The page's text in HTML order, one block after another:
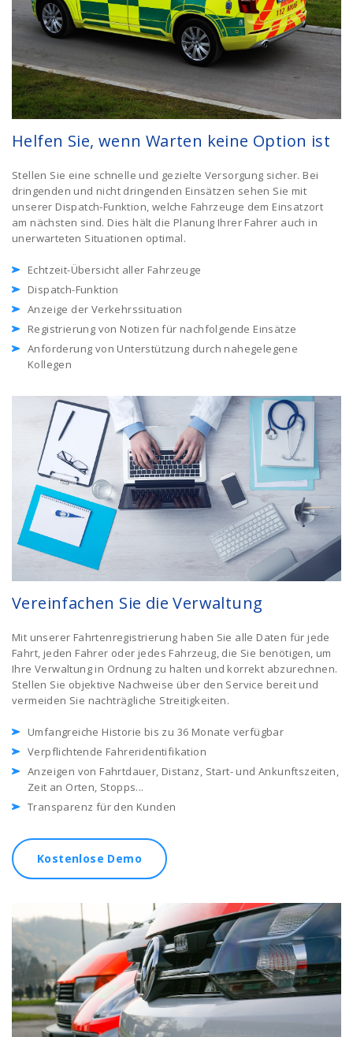
Helfen Sie, wenn Warten keine Option ist
Stellen Sie eine schnelle und gezielte Versorgung sicher. Bei
dringenden und nicht dringenden Einsätzen sehen Sie mit
unserer Dispatch-Funktion, welche Fahrzeuge dem Einsatzort
am nächsten sind. Dies hält die Planung Ihrer Fahrer auch in
unerwarteten Situationen optimal.
Echtzeit-Übersicht aller Fahrzeuge
Dispatch-Funktion
Anzeige der Verkehrssituation
Registrierung von Notizen für nachfolgende Einsätze
Anforderung von Unterstützung durch nahegelegene
Kollegen
Vereinfachen Sie die Verwaltung
Mit unserer Fahrtenregistrierung haben Sie alle Daten für jede
Fahrt, jeden Fahrer oder jedes Fahrzeug, die Sie benötigen, um
Ihre Verwaltung in Ordnung zu halten und korrekt abzurechnen.
Stellen Sie objektive Nachweise über den Service bereit und
vermeiden Sie nachträgliche Streitigkeiten.
Umfangreiche Historie bis zu 36 Monate verfügbar
Verpflichtende Fahreridentifikation
Anzeigen von Fahrtdauer, Distanz, Start- und Ankunftszeiten,
Zeit an Orten, Stopps...
Transparenz für den Kunden
Kostenlose Demo